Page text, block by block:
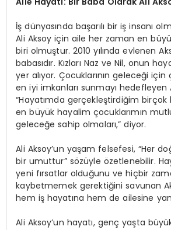
İş dünyasında başarılı bir iş insanı
Ali Aksoy için aile her zaman en
biri olmuştur. 2010 yılında evlenen
babasıdır. Kızları Naz ve Nil, onun
yer alıyor. Çocuklarının geleceği için
en iyi imkanları sunmayı hedefleyen
“Hayatımda gerçekleştirdiğim
en büyük hayalim çocuklarımın
geleceğe sahip olmaları,” diyor.
Ali Aksoy’un yaşam felsefesi, “Her
bir umuttur” sözüyle özetlenebilir.
yeni fırsatlar olduğunu ve hiçbir
kaybetmemek gerektiğini savunan
hem iş hayatına hem de ailesine
Ali Aksoy’un hayatı, genç yaşta